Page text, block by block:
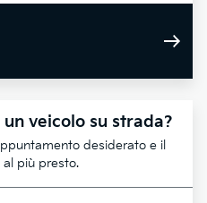
veicolo su strada?
desiderato e il
più presto.